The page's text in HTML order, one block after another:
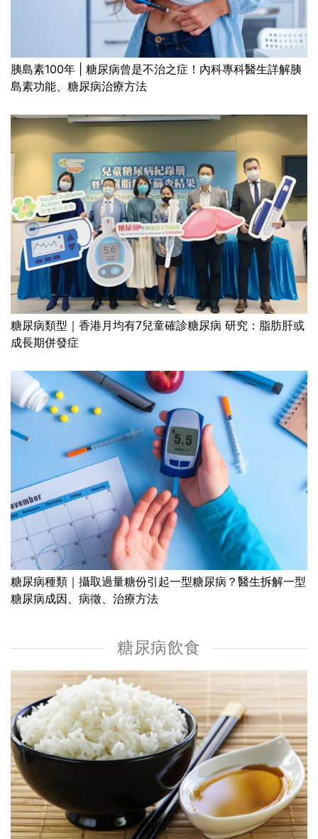
胰島素100年 | 糖尿病曾是不治之症！內科專科醫生詳解胰
島素功能、糖尿病治療方法
糖尿病類型｜香港月均有7兒童確診糖尿病 研究：脂肪肝或
成長期併發症
糖尿病種類｜攝取過量糖份引起一型糖尿病？醫生拆解一型
糖尿病成因、病徵、治療方法
糖尿病飲食